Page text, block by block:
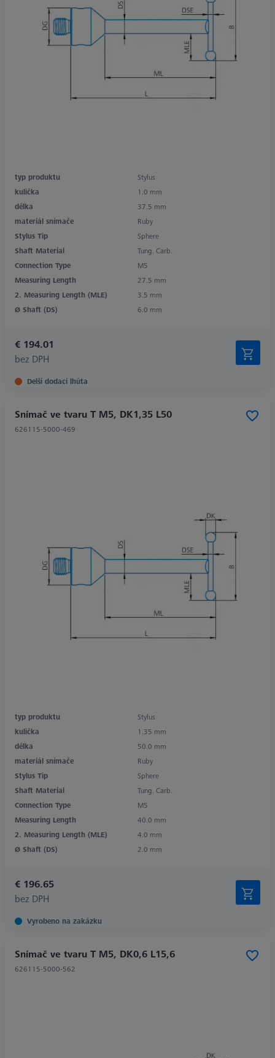
typ produktu
Stylus
kulička
1.0 mm
délka
37.5 mm
materiál snímače
Ruby
Stylus Tip
Sphere
Shaft Material
Tung. Carb.
Connection Type
M5
Measuring Length
27.5 mm
2. Measuring Length (MLE)
3.5 mm
Ø Shaft (DS)
6.0 mm
€ 194.01
bez DPH
Delší dodací lhůta
Snímač ve tvaru T M5, DK1,35 L50
626115-5000-469
typ produktu
Stylus
kulička
1.35 mm
délka
50.0 mm
materiál snímače
Ruby
Stylus Tip
Sphere
Shaft Material
Tung. Carb.
Connection Type
M5
Measuring Length
40.0 mm
2. Measuring Length (MLE)
4.0 mm
Ø Shaft (DS)
2.0 mm
€ 196.65
bez DPH
Vyrobeno na zakázku
Snímač ve tvaru T M5, DK0,6 L15,6
626115-5000-562